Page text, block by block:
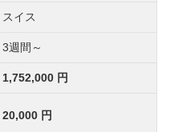
スイス
3週間～
1,752,000 円
20,000 円